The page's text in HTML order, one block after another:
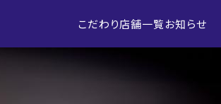
こだわり店舗一覧お知らせ